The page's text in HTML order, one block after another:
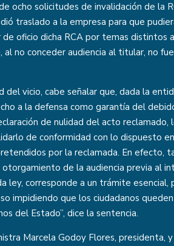
ocho solicitudes de invalidación de la
traslado a la empresa para que
oficio dicha RCA por temas distintos
no conceder audiencia al titular, no
del vicio, cabe señalar que, dada la
a la defensa como garantía del
de nulidad del acto reclamado,
de conformidad con lo dispuesto
por la reclamada. En efecto,
de la audiencia previa al
ley, corresponde a un trámite esencial,
impidiendo que los ciudadanos
del Estado”, dice la sentencia.
Marcela Godoy Flores, presidenta,